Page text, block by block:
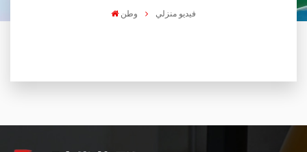
وطن فيديو منزلي